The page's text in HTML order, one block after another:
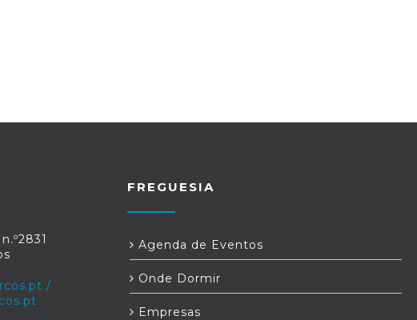
/
FREGUESIA
Agenda de Eventos
Onde Dormir
Empresas